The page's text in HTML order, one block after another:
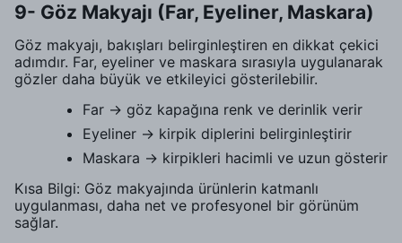
9- Göz Makyajı (Far, Eyeliner, Maskara)
Göz makyajı, bakışları belirginleştiren en dikkat çekici
adımdır. Far, eyeliner ve maskara sırasıyla uygulanarak
gözler daha büyük ve etkileyici gösterilebilir.
Far → göz kapağına renk ve derinlik verir
Eyeliner → kirpik diplerini belirginleştirir
Maskara → kirpikleri hacimli ve uzun gösterir
Kısa Bilgi: Göz makyajında ürünlerin katmanlı
uygulanması, daha net ve profesyonel bir görünüm
sağlar.